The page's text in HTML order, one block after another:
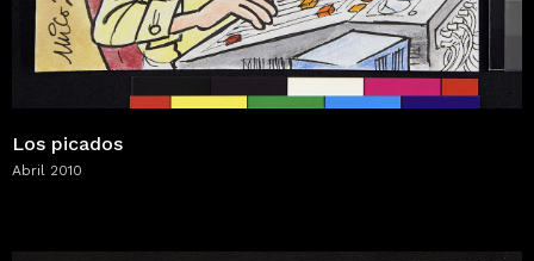
Los picados
Abril 2010